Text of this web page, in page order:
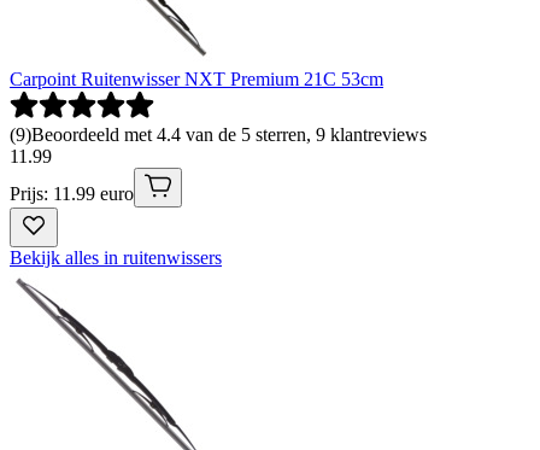
Carpoint Ruitenwisser NXT Premium 21C 53cm
(9)Beoordeeld met 4.4 van de 5 sterren, 9 klantreviews
11 .99
Prijs: 11.99 euro
Bekijk alles in ruitenwissers